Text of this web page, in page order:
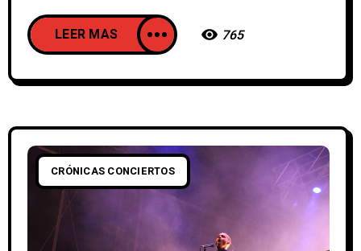
LEER MAS 765
CRÓNICAS CONCIERTOS